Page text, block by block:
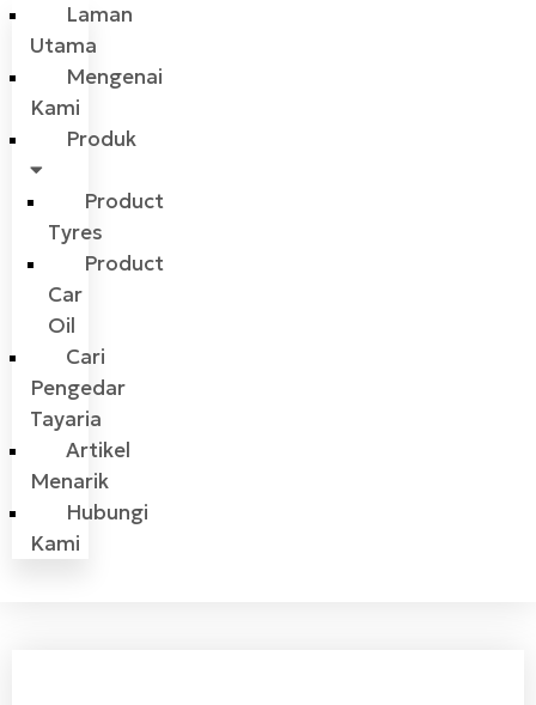
Laman
Utama
Mengenai
Kami
Produk
Product
Tyres
Product
Car
Oil
Cari
Pengedar
Tayaria
Artikel
Menarik
Hubungi
Kami